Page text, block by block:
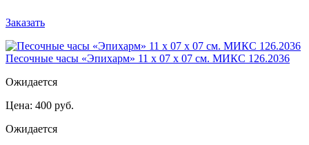
Заказать
Песочные часы «Эпихарм» 11 х 07 х 07 см. МИКС 126.2036
Ожидается
Цена: 400 руб.
Ожидается